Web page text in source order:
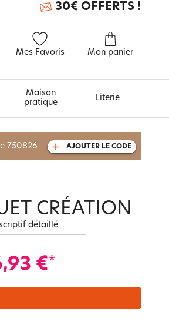
Mes Favoris Mon panier
30€ OFFERTS !
À découvrir aussi
Carte cadeau
Notre marque Lauréat
Maison
pratique
Literie
750826 AJOUTER LE CODE
CRÉATION
détaillé
€*